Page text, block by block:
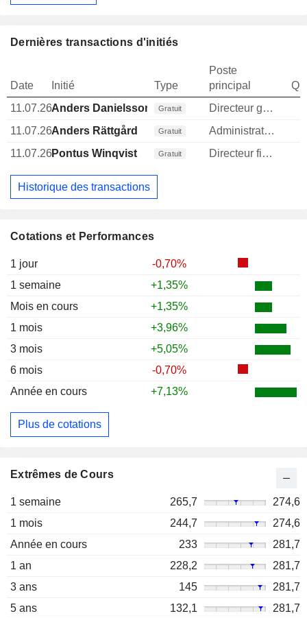
Cotations et Performances
1 jour
-0,70%
1 semaine
+1,35%
Mois en cours
+1,35%
1 mois
+3,96%
3 mois
+5,05%
6 mois
-0,70%
Année en cours
+7,13%
Plus de cotations
Extrêmes de Cours
1 semaine 265,7
274,6
1 mois
244,7
274,6
Année en cours
233
281,7
1 an
228,2
281,7
3 ans
145
281,7
5 ans
132,1
281,7
Dernières transactions d'initiés
Date Initié Type
Poste
principal
11.07.26Anders Danielsson Gratuit
Directeur general
11.07.26Anders Rättgård Gratuit
Administrateur
11.07.26Pontus Winqvist Gratuit Directeur financier
Historique des transactions